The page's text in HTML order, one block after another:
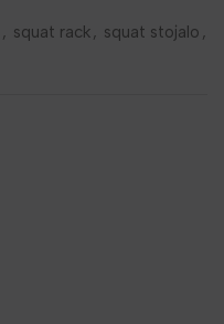
, squat rack, squat stojalo ,